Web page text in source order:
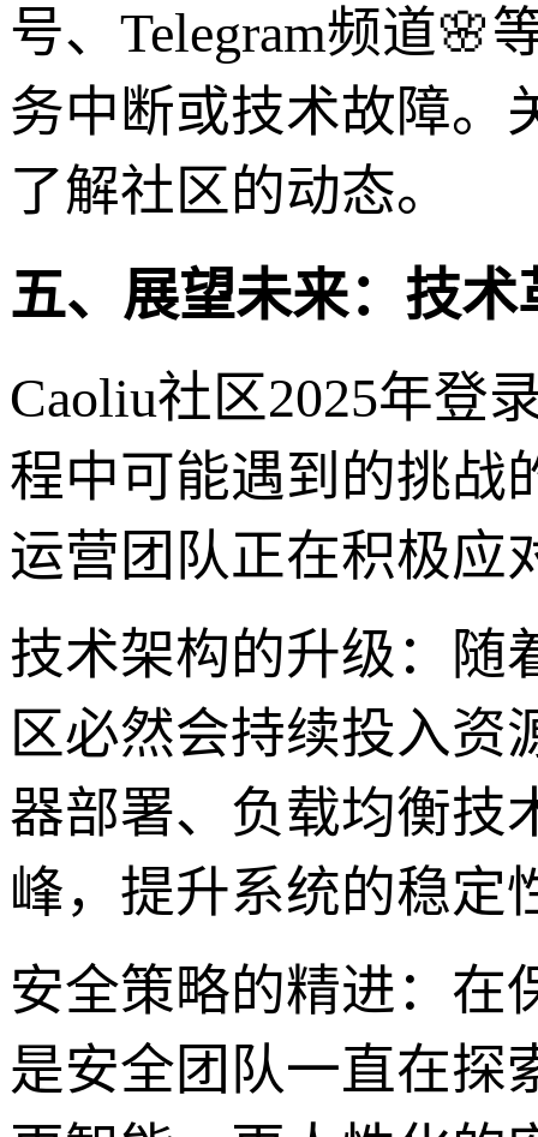
号、Telegram频道🌸
务中断或技术故障。
了解社区的动态。
五、展望未来：技
Caoliu社区2025年登
程中可能遇到的挑战
运营团队正在积极应
技术架构的升级：随
区必然会持续投入资
器部署、负载均衡技
峰，提升系统的稳定
安全策略的精进：在
是安全团队一直在探